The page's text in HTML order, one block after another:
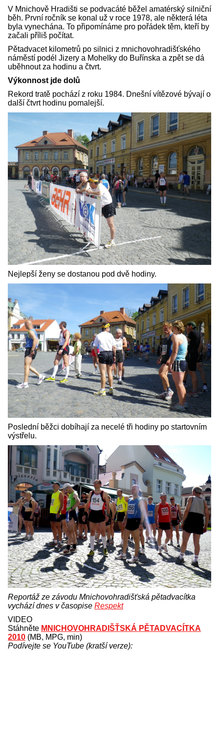
V Mnichově Hradišti se podvacáté běžel amatérský silniční
běh. První ročník se konal už v roce 1978, ale některá léta
byla vynechána. To připomínáme pro pořádek těm, kteří by
začali příliš počítat.
Pětadvacet kilometrů po silnici z mnichovohradišťského
náměstí podél Jizery a Mohelky do Buřínska a zpět se dá
uběhnout za hodinu a čtvrt.
Výkonnost jde dolů
Rekord tratě pochází z roku 1984. Dnešní vítězové bývají o
další čtvrt hodinu pomalejší.
Nejlepší ženy se dostanou pod dvě hodiny.
Poslední běžci dobíhají za necelé tři hodiny po startovním
výstřelu.
Reportáž ze závodu Mnichovohradišťská pětadvacítka
vychází dnes v časopise Respekt
VIDEO
Stáhněte MNICHOVOHRADIŠŤSKÁ PĚTADVACÍTKA
2010 (MB, MPG, min)
Podívejte se YouTube (kratší verze):